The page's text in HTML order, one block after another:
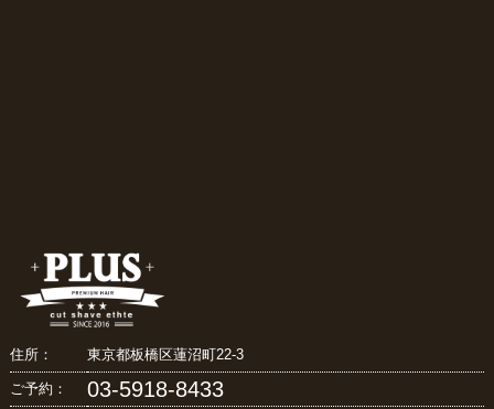
住所： 東京都板橋区蓮沼町22-3
ご予約： 03-5918-8433